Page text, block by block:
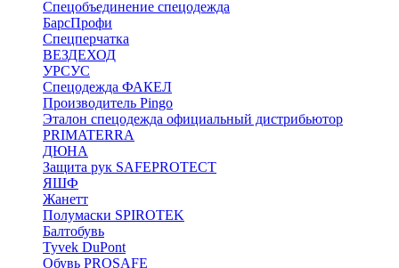
Спецобъединение спецодежда
БарсПрофи
Спецперчатка
ВЕЗДЕХОД
УРСУС
Спецодежда ФАКЕЛ
Производитель Pingo
Эталон спецодежда официальный дистрибьютор
PRIMATERRA
ДЮНА
Защита рук SAFEPROTECT
ЯШФ
Жанетт
Полумаски SPIROTEK
Балтобувь
Tyvek DuPont
Обувь PROSAFE